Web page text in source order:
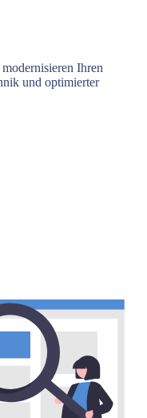
Ihren
und optimierter